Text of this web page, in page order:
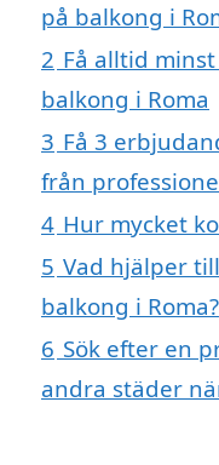
på balkong i
2 Få alltid
balkong i Roma
3 Få 3
från
4 Hur mycket
5 Vad hjälper
balkong i Roma?
6 Sök efter en
andra städer